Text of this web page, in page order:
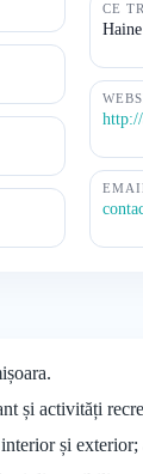
CE
și activități
și